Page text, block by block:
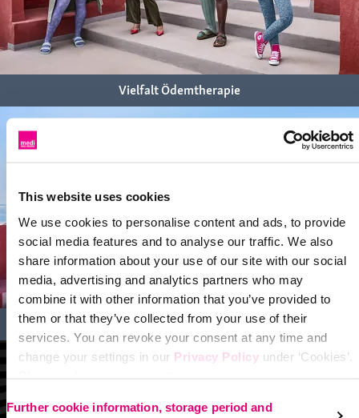
This website uses cookies
We use cookies to personalise content and ads, to provide
social media features and to analyse our traffic. We also
share information about your use of our site with our social
media, advertising and analytics partners who may
combine it with other information that you’ve provided to
them or that they’ve collected from your use of their
services. You can revoke your consent at any time and
change your settings in our Privacy Policy under ‘Cookies’.
Further cookie information, storage period and
Vielfalt Ödemtherapie
Vielfalt Venentherapie